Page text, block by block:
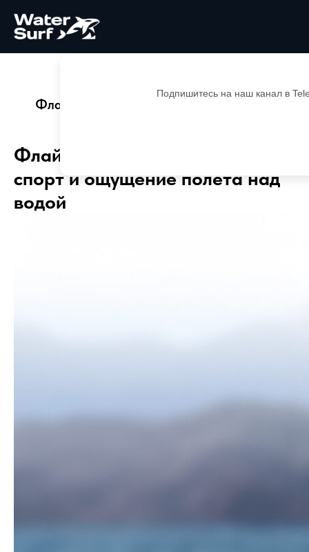
Подпишитесь на наш канал в
Блог
Флайбординг: экстремальный спорт и
Флайбординг: экстремальный
спорт и ощущение полета над
водой